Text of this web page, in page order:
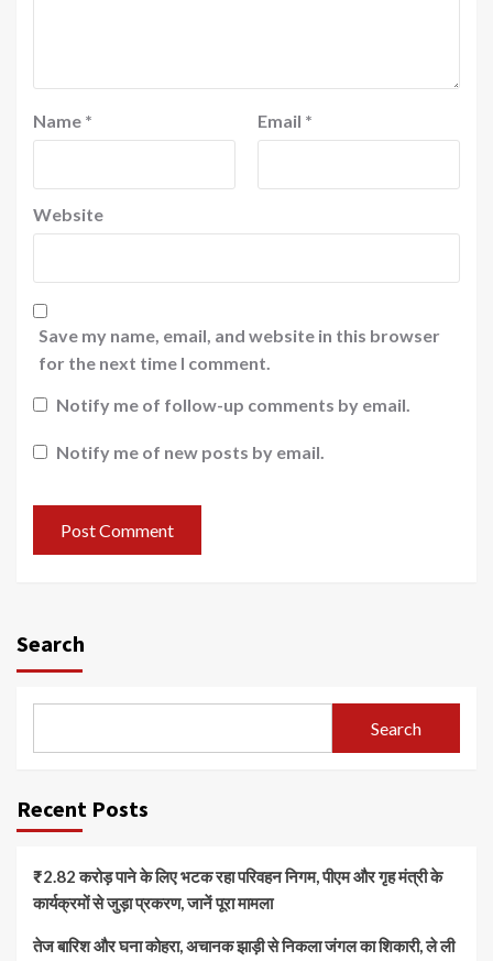
Name * Email *
Website
Save my name, email, and website in this browser
for the next time I comment.
Notify me of follow-up comments by email.
Notify me of new posts by email.
Search
Search
Recent Posts
₹2.82 करोड़ पाने के लिए भटक रहा परिवहन निगम, पीएम और गृह मंत्री के
कार्यक्रमों से जुड़ा प्रकरण, जानें पूरा मामला
तेज बारिश और घना कोहरा, अचानक झाड़ी से निकला जंगल का शिकारी, ले ली